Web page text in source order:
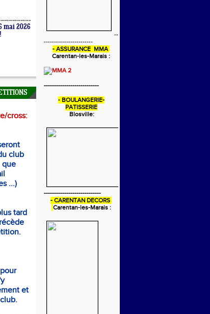
mai 2026
cross:
club
que
...)
tard
et
--
------------------------
- ASSURANCE MMA
Carentan-les-Marais :
---------------------------
- BOULANGERIE-
PATISSERIE
Blosville:
----------------------------
- CARENTAN DECORS
Carentan-les-Marais :